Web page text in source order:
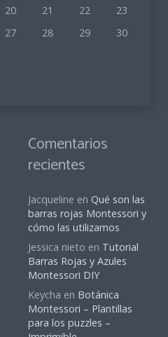
20 21 22
23
27 28 29
30
Comentarios
recientes
Jacqueline en Qué son las
barras rojas Montessori y
cómo las utilizamos
Jessica nieto en Tutorial
Barras Rojas y Azules
Montessori DIY
Keycha en Botánica
Montessori – Plantillas
para los puzzles –